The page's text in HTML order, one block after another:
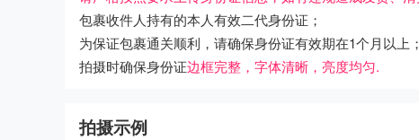
包裹收件人持有的本人有效二代身份证；
为保证包裹通关顺利，请确保身份证有效期在1个月以上；
拍摄时确保身份证边框完整，字体清晰，亮度均匀.
拍摄示例